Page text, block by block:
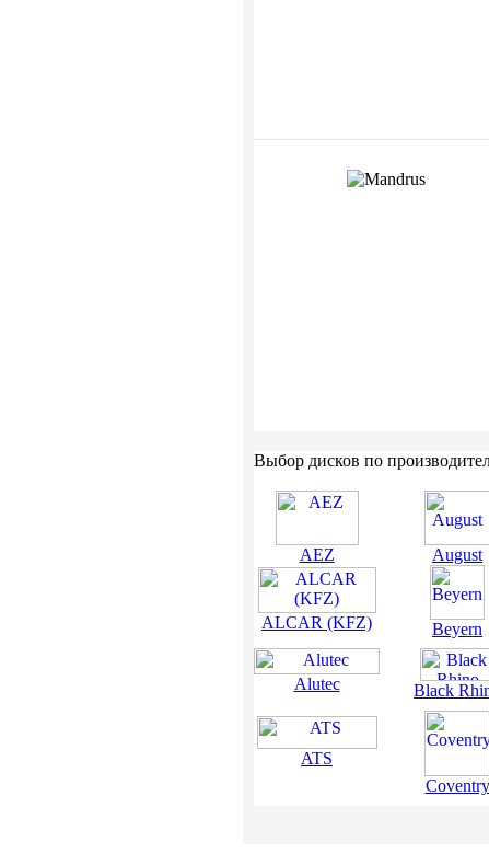
Выбор дисков по
AEZ
ALCAR (KFZ)
Alutec
ATS
August
Beyern
Black
Coventry